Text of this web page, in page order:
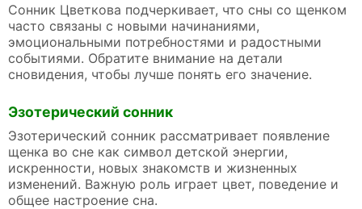
Сонник Цветкова подчеркивает, что сны со щенком
часто связаны с новыми начинаниями,
эмоциональными потребностями и радостными
событиями. Обратите внимание на детали
сновидения, чтобы лучше понять его значение.
Эзотерический сонник
Эзотерический сонник рассматривает появление
щенка во сне как символ детской энергии,
искренности, новых знакомств и жизненных
изменений. Важную роль играет цвет, поведение и
общее настроение сна.